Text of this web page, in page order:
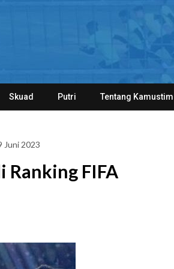
Skuad Putri Tentang
Juni 2023
Ranking FIFA